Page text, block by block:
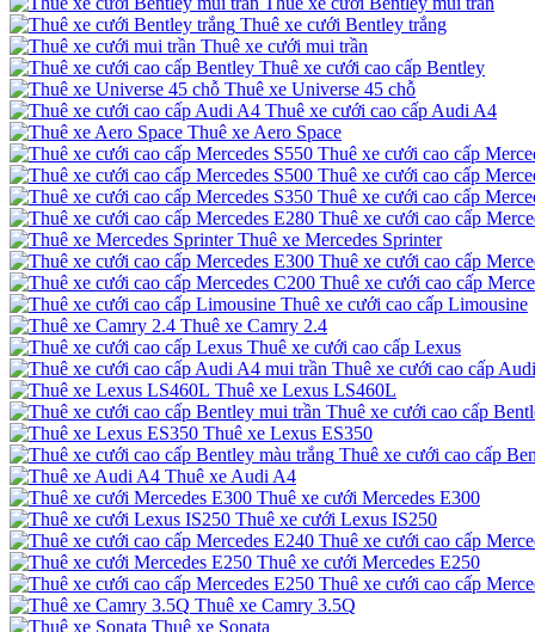
Thuê xe cưới Bentley trắng
Thuê xe cưới mui trần
Thuê xe cưới cao cấp Bentley
Thuê xe Universe 45 chỗ
Thuê xe cưới cao cấp Audi A4
Thuê xe Aero Space
Thuê xe cưới cao cấp
Thuê xe cưới cao cấp
Thuê xe cưới cao cấp
Thuê xe cưới cao cấp
Thuê xe Mercedes Sprinter
Thuê xe cưới cao cấp
Thuê xe cưới cao cấp
Thuê xe cưới cao cấp Limousine
Thuê xe Camry 2.4
Thuê xe cưới cao cấp Lexus
Thuê xe cưới cao cấp
Thuê xe Lexus LS460L
Thuê xe cưới cao cấp
Thuê xe Lexus ES350
Thuê xe cưới cao cấp
Thuê xe Audi A4
Thuê xe cưới Mercedes E300
Thuê xe cưới Lexus IS250
Thuê xe cưới cao cấp
Thuê xe cưới Mercedes E250
Thuê xe cưới cao cấp
Thuê xe Camry 3.5Q
Thuê xe Sonata